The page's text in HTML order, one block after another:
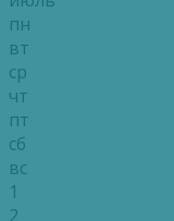
пн
вт
ср
чт
пт
сб
вс
1
2